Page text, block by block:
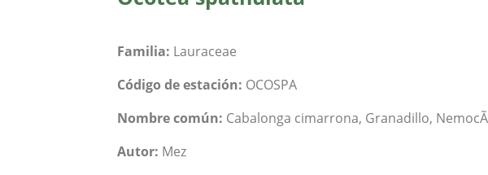
Familia: Lauraceae
Código de estación: OCOSPA
Nombre común: Cabalonga cimarrona, Granadillo,
Autor: Mez